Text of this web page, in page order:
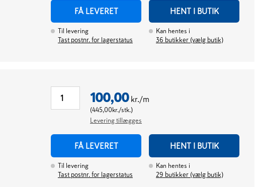
FÅ LEVERET HENT I BUTIK
Til levering
Tast postnr. for lagerstatus
Kan hentes i
36 butikker (vælg butik)
100,00 kr./m
(445,00kr./stk.)
Levering tillægges
FÅ LEVERET HENT I BUTIK
Til levering
Tast postnr. for lagerstatus
Kan hentes i
29 butikker (vælg butik)